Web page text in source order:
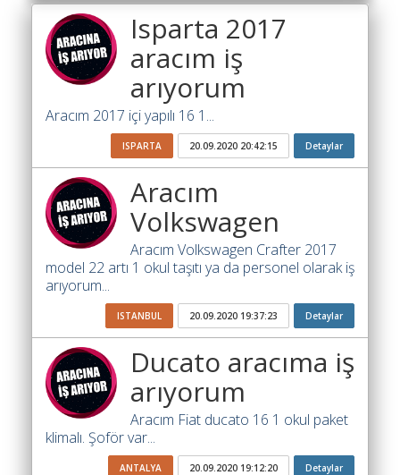
Şartname
Karşılaştırma
Robotu
Masaüstü
Maliyet
Programı
Sınır
Değer
Hesaplama
Akaryakıt
Fiyatları
İhale
İlanlar
Söför
Arayanlar
Isparta 2017
aracım iş
arıyorum
Aracım 2017 içi yapılı 16 1...
ISPARTA 20.09.2020 20:42:15 Detaylar
Aracım
Volkswagen
Aracım Volkswagen Crafter 2017
model 22 artı 1 okul taşıtı ya da personel olarak iş
arıyorum...
ISTANBUL 20.09.2020 19:37:23 Detaylar
Ducato aracıma iş
arıyorum
Aracım Fiat ducato 16 1 okul paket
klimalı. Şoför var...
ANTALYA 20.09.2020 19:12:20 Detaylar